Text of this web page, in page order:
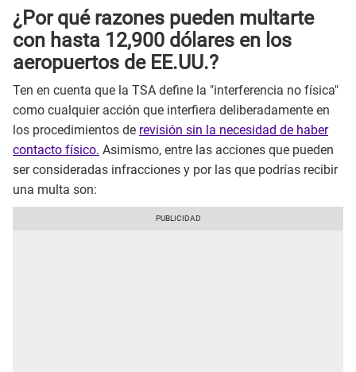
¿Por qué razones pueden multarte
con hasta 12,900 dólares en los
aeropuertos de EE.UU.?
Ten en cuenta que la TSA define la "interferencia no física"
como cualquier acción que interfiera deliberadamente en
los procedimientos de revisión sin la necesidad de haber
contacto físico. Asimismo, entre las acciones que pueden
ser consideradas infracciones y por las que podrías recibir
una multa son: